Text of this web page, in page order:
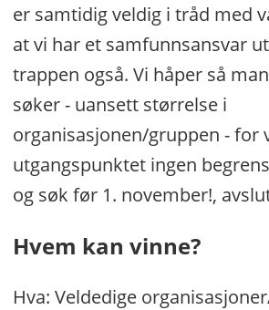
er samtidig veldig i tråd med
at vi har et samfunnsansvar
trappen også. Vi håper så
søker - uansett størrelse i
organisasjonen/gruppen - for
utgangspunktet ingen
og søk før 1. november!,
Hvem kan vinne?
Hva: Veldedige